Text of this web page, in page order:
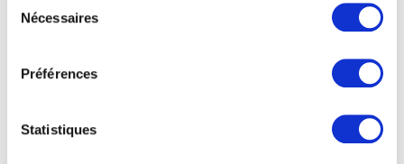
Nécessaires
Préférences
Statistiques